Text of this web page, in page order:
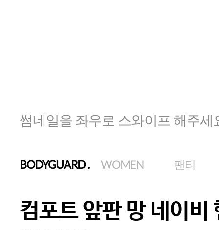
썸네일을 좌우로 스와이프 해주세
BODYGUARD. WOMEN 팬티
컴포트 앞판 망 네이비